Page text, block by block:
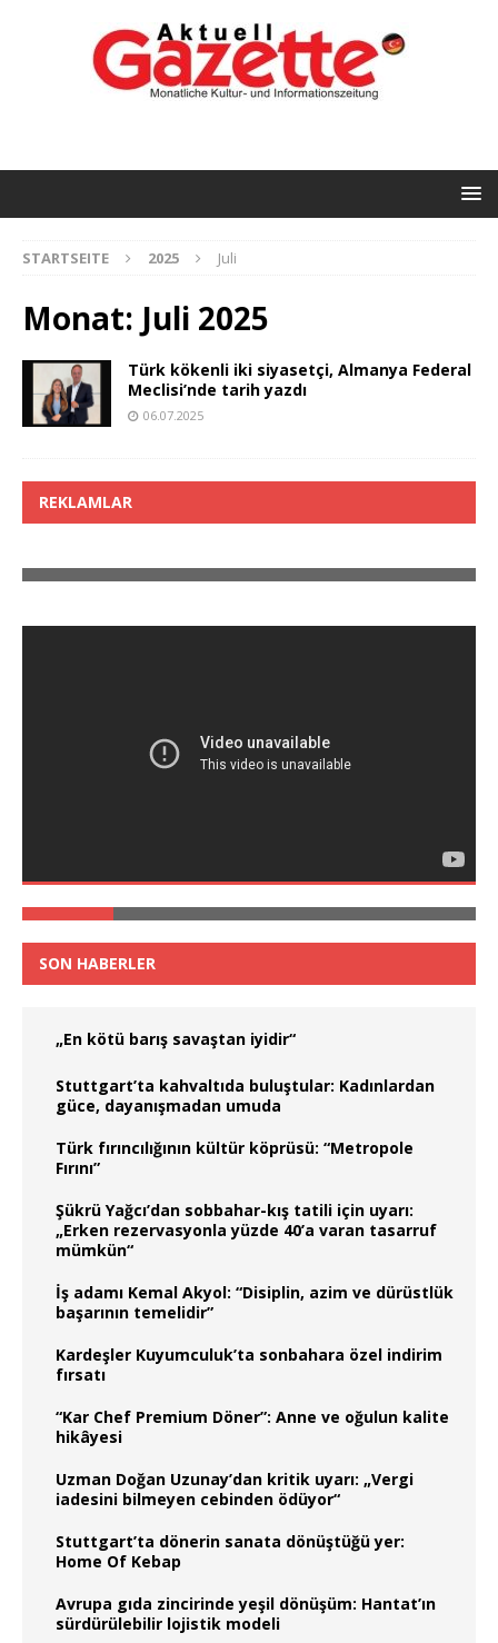
STARTSEITE 2025 Juli
Monat: Juli 2025
Türk kökenli iki siyasetçi, Almanya Federal
Meclisi’nde tarih yazdı
06.07.2025
REKLAMLAR
SON HABERLER
„En kötü barış savaştan iyidir“
Stuttgart’ta kahvaltıda buluştular: Kadınlardan
güce, dayanışmadan umuda
Türk fırıncılığının kültür köprüsü: “Metropole
Fırını”
Şükrü Yağcı’dan sobbahar-kış tatili için uyarı:
„Erken rezervasyonla yüzde 40’a varan tasarruf
mümkün“
İş adamı Kemal Akyol: “Disiplin, azim ve dürüstlük
başarının temelidir”
Kardeşler Kuyumculuk’ta sonbahara özel indirim
fırsatı
“Kar Chef Premium Döner”: Anne ve oğulun kalite
hikâyesi
Uzman Doğan Uzunay’dan kritik uyarı: „Vergi
iadesini bilmeyen cebinden ödüyor“
Stuttgart’ta dönerin sanata dönüştüğü yer:
Home Of Kebap
Avrupa gıda zincirinde yeşil dönüşüm: Hantat’ın
sürdürülebilir lojistik modeli